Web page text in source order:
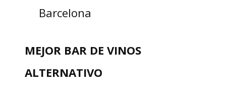
Barcelona
MEJOR BAR DE VINOS
ALTERNATIVO